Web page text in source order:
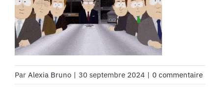
Par Alexia Bruno | 30 septembre 2024 | 0 commentaire